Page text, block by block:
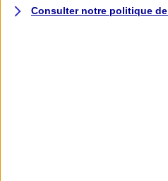
Consulter notre politique de